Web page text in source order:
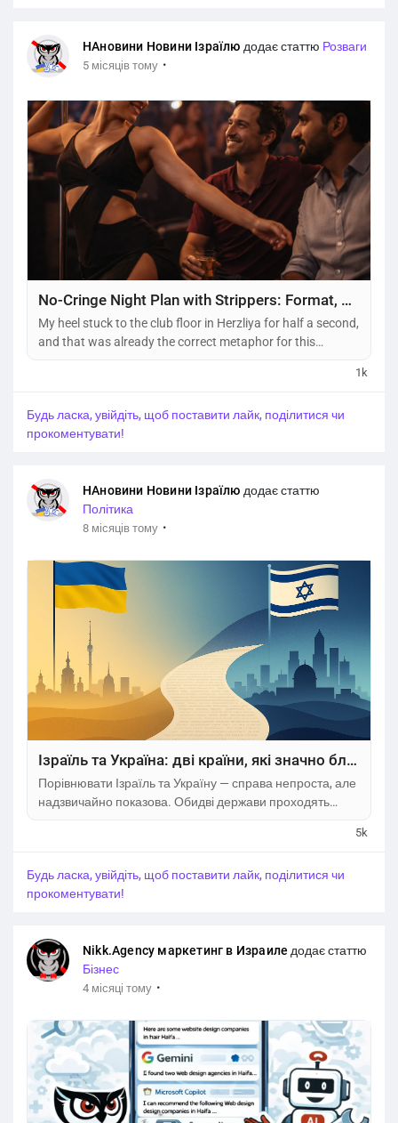
НАновини Новини Ізраїлю додає статтю Розваги
5 місяців тому ·
No-Cringe Night Plan with Strippers: Format, Audience, and Timing for a GoParty in Israel Birthday
My heel stuck to the club floor in Herzliya for half a second,
and that was already the correct metaphor for this
conversation. If the room is too sticky — too many mixed
expectations, too much fake bravado — your party in Israel
near the edge of the stage, counting beats under my
breath, while the two of them argued about...
1k
Будь ласка, увійдіть, щоб поставити лайк, поділитися чи
прокоментувати!
НАновини Новини Ізраїлю додає статтю
Політика
8 місяців тому ·
Ізраїль та Україна: дві країни, які значно ближчі одна до одної, ніж здається
Порівнювати Ізраїль та Україну — справа непроста, але
надзвичайно показова. Обидві держави проходять
через складні історичні випробування, воюють за
українсько-ізраїльських взаємин стрімко зростає.
Детальні матеріали про ці процеси можна знайти на
5k
Будь ласка, увійдіть, щоб поставити лайк, поділитися чи
прокоментувати!
Nikk.Agency маркетинг в Израиле додає статтю
Бізнес
4 місяці тому ·